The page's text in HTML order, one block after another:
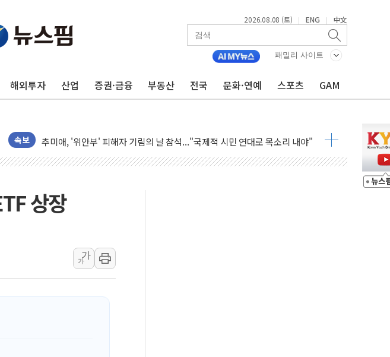
2026.08.08 (토) | ENG | 中文
패밀리 사이트
해외투자 산업 증권·금융 부동산 전국 문화·연예 스포츠 GAM
속보
美, 이란전 출구전략 만지작…공습 한계·탄약 부족 현실화
강릉·동해·삼척 시간당 최대 50㎜ 폭우…강원 동해안 강한 비 어어져
서울 중랑구 주택가서 흉기 난동…60대 남성 2명 숨져
李대통령 "결혼 때문에 손해 보는 일 없게"…'결혼 페널티' 22개 과제 손본다
추미애, '위안부' 피해자 기림의 날 참석..."국제적 시민 연대로 목소리 내야"
인천 선재도 갯벌서 해루질 중 실종 60대 나흘만에 숨진 채 발견
'화합' 꺼낸 김민석에 '뻔뻔' 받아친 정청래…제주 연설서 신경전 고조
李대통령, ISA 개편 재검토 지시…與 "적극 환영"·野 "졸속 국정"
연일 폭염에 온열질환 사망 23명…정부, 비상대응기구 가동
中 전방위 아파트 부양, 수도 베이징도 부동산 규제 철폐
인제 용대리 계곡서 수위 상승으로 피서객 7명 고립…전원 구조
동해시, 11~14일 '별똥별 멍' 운영…페르세우스 유성우 관측
상장
가
가